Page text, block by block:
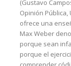
(Gustavo
Opinión Pública,
ofrece una
Max Weber
porque sean
porque el